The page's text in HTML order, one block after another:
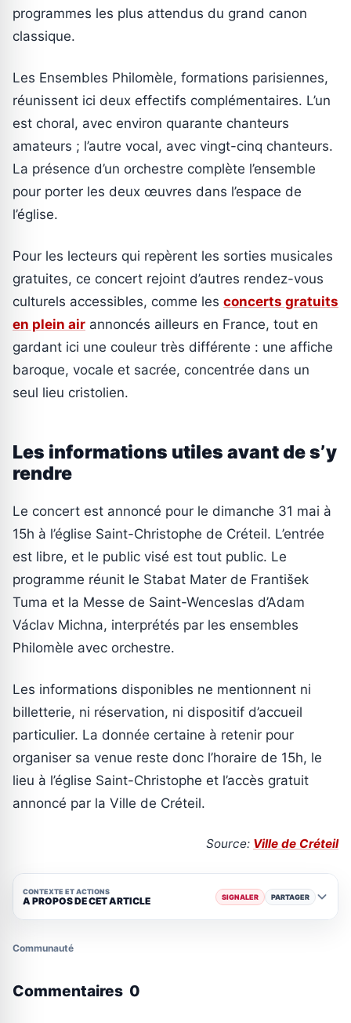
programmes les plus attendus du grand canon
classique.
Les Ensembles Philomèle, formations parisiennes,
réunissent ici deux effectifs complémentaires. L’un
est choral, avec environ quarante chanteurs
amateurs ; l’autre vocal, avec vingt-cinq chanteurs.
La présence d’un orchestre complète l’ensemble
pour porter les deux œuvres dans l’espace de
l’église.
Pour les lecteurs qui repèrent les sorties musicales
gratuites, ce concert rejoint d’autres rendez-vous
culturels accessibles, comme les concerts gratuits
en plein air annoncés ailleurs en France, tout en
gardant ici une couleur très différente : une affiche
baroque, vocale et sacrée, concentrée dans un
seul lieu cristolien.
Les informations utiles avant de s’y
rendre
Le concert est annoncé pour le dimanche 31 mai à
15h à l’église Saint-Christophe de Créteil. L’entrée
est libre, et le public visé est tout public. Le
programme réunit le Stabat Mater de František
Tuma et la Messe de Saint-Wenceslas d’Adam
Václav Michna, interprétés par les ensembles
Philomèle avec orchestre.
Les informations disponibles ne mentionnent ni
billetterie, ni réservation, ni dispositif d’accueil
particulier. La donnée certaine à retenir pour
organiser sa venue reste donc l’horaire de 15h, le
lieu à l’église Saint-Christophe et l’accès gratuit
annoncé par la Ville de Créteil.
Source: Ville de Créteil
CONTEXTE ET ACTIONS
A PROPOS DE CET ARTICLE SIGNALER PARTAGER
Communauté
Commentaires 0